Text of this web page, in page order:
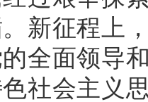
新征程上
全面领导
社会主义